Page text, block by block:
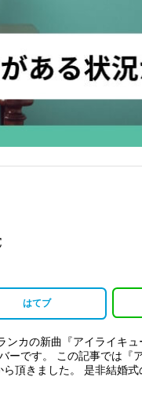
はてブ
ンカの新曲『アイライキ
ーです。 この記事では『
頂きました。 是非結婚